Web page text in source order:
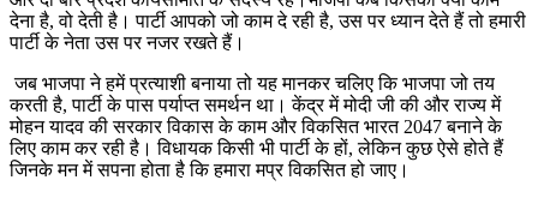
देना है, वो देती है। पार्टी आपको जो काम दे रही है, उस पर ध्यान देते हैं तो हमारी
पार्टी के नेता उस पर नजर रखते हैं।
जब भाजपा ने हमें प्रत्याशी बनाया तो यह मानकर चलिए कि भाजपा जो तय
करती है, पार्टी के पास पर्याप्त समर्थन था। केंद्र में मोदी जी की और राज्य में
मोहन यादव की सरकार विकास के काम और विकसित भारत 2047 बनाने के
लिए काम कर रही है। विधायक किसी भी पार्टी के हों, लेकिन कुछ ऐसे होते हैं
जिनके मन में सपना होता है कि हमारा मप्र विकसित हो जाए।